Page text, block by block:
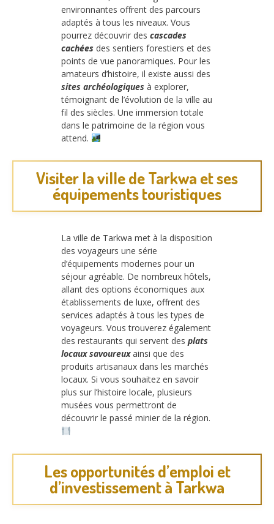
environnantes offrent des parcours
adaptés à tous les niveaux. Vous
pourrez découvrir des cascades
cachées des sentiers forestiers et des
points de vue panoramiques. Pour les
amateurs d’histoire, il existe aussi des
sites archéologiques à explorer,
témoignant de l’évolution de la ville au
fil des siècles. Une immersion totale
dans le patrimoine de la région vous
attend.
Visiter la ville de Tarkwa et ses
équipements touristiques
La ville de Tarkwa met à la disposition
des voyageurs une série
d’équipements modernes pour un
séjour agréable. De nombreux hôtels,
allant des options économiques aux
établissements de luxe, offrent des
services adaptés à tous les types de
voyageurs. Vous trouverez également
des restaurants qui servent des plats
locaux savoureuxainsi que des
produits artisanaux dans les marchés
locaux. Si vous souhaitez en savoir
plus sur l’histoire locale, plusieurs
musées vous permettront de
découvrir le passé minier de la région.
Les opportunités d’emploi et
d’investissement à Tarkwa